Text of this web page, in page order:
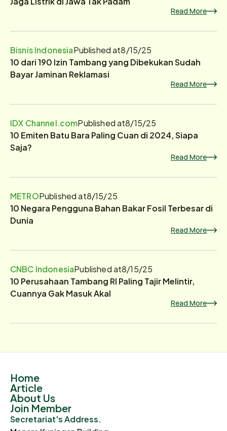
Read More
Bisnis IndonesiaPublished at8/15/25
10 dari 190 Izin Tambang yang Dibekukan Sudah
Bayar Jaminan Reklamasi
Read More
IDX Channel.comPublished at8/15/25
10 Emiten Batu Bara Paling Cuan di 2024, Siapa
Saja?
Read More
METROPublished at8/15/25
10 Negara Pengguna Bahan Bakar Fosil Terbesar di
Dunia
Read More
CNBC IndonesiaPublished at8/15/25
10 Perusahaan Tambang RI Paling Tajir Melintir,
Cuannya Gak Masuk Akal
Read More
Home
Article
About Us
Join Member
Secretariat's Address.